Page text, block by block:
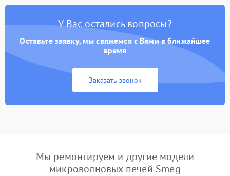
У Вас остались вопросы?
Оставьте заявку, мы свяжемся с Вами в ближайшее
время
Заказать звонок
Мы ремонтируем и другие модели
микроволновых печей Smeg